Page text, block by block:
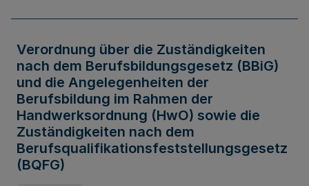
Verordnung über die Zuständigkeiten
nach dem Berufsbildungsgesetz (BBiG)
und die Angelegenheiten der
Berufsbildung im Rahmen der
Handwerksordnung (HwO) sowie die
Zuständigkeiten nach dem
Berufsqualifikationsfeststellungsgesetz
(BQFG)